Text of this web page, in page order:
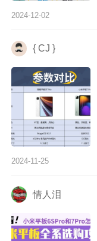
2024-12-02
{ CJ }
2024-11-25
情人泪